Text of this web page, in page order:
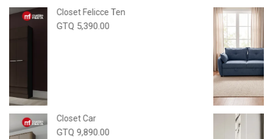
Closet Felicce Ten
GTQ 5,390.00
Closet Car
GTQ 9,890.00